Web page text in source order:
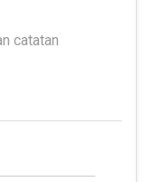
catatan